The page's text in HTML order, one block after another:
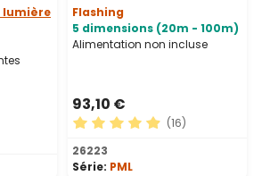
lumière
4.63 sur 5 étoiles
Flashing
5 dimensions (20m - 100m)
Alimentation non incluse
93,10 €
Note moyenne de 4.88 sur
(16)
26223
Série: PML